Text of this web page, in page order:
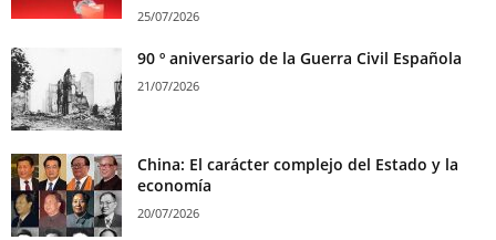
25/07/2026
90 º aniversario de la Guerra Civil Española
21/07/2026
China: El carácter complejo del Estado y la
economía
20/07/2026